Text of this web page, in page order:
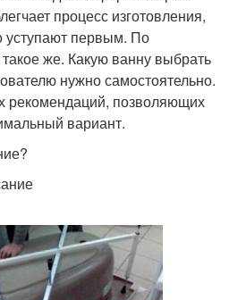
процесс изготовления,
уступают первым. По
же. Какую ванну выбрать
нужно самостоятельно.
рекомендаций, позволяющих
вариант.